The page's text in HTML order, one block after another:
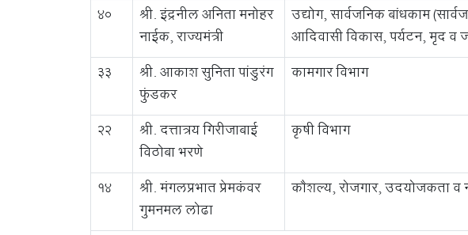
40
श्री. इंद्रनील अनिता मनोहर
नाईक, राज्यमंत्री
उद्योग, सार्वजनिक बांधकाम
आदिवासी विकास, पर्यटन, मृद व
33
श्री. आकाश सुनिता पांडुरंग
फुंडकर
कामगार विभाग
22
श्री. दत्तात्रय गिरीजाबाई
विठोबा भरणे
कृषी विभाग
14
श्री. मंगलप्रभात प्रेमकंवर
गुमनमल लोढा
कौशल्य, रोजगार, उदयोजकता व